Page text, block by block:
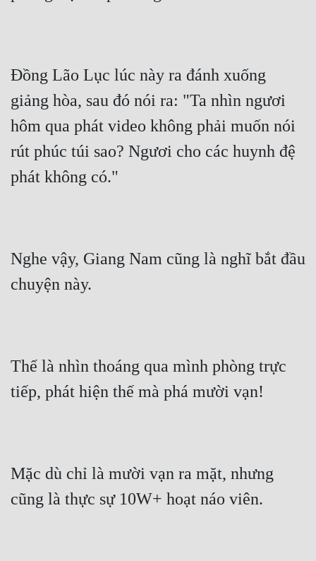
Đồng Lão Lục lúc này ra đánh xuống
giảng hòa, sau đó nói ra: "Ta nhìn ngươi
hôm qua phát video không phải muốn nói
rút phúc túi sao? Ngươi cho các huynh đệ
phát không có."
Nghe vậy, Giang Nam cũng là nghĩ bắt đầu
chuyện này.
Thế là nhìn thoáng qua mình phòng trực
tiếp, phát hiện thế mà phá mười vạn!
Mặc dù chỉ là mười vạn ra mặt, nhưng
cũng là thực sự 10W+ hoạt náo viên.